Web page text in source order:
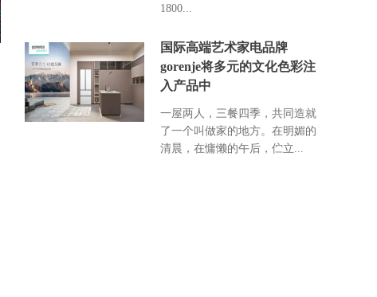
1800...
国际高端艺术家电品牌
gorenje将多元的文化色彩注
入产品中
一屋两人，三餐四季，共同造就
了一个叫做家的地方。在明媚的
清晨，在慵懒的午后，伫立...